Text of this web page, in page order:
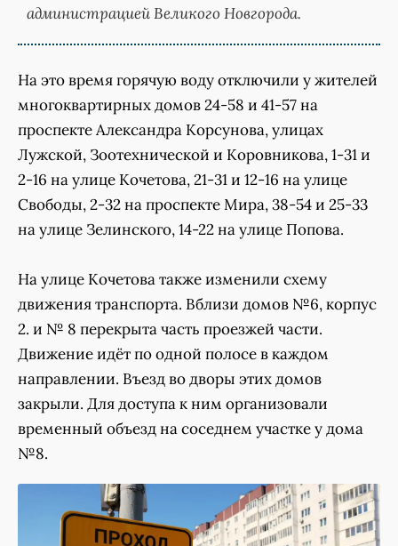
администрацией Великого Новгорода.
На это время горячую воду отключили у жителей
многоквартирных домов 24-58 и 41-57 на
проспекте Александра Корсунова, улицах
Лужской, Зоотехнической и Коровникова, 1-31 и
2-16 на улице Кочетова, 21-31 и 12-16 на улице
Свободы, 2-32 на проспекте Мира, 38-54 и 25-33
на улице Зелинского, 14-22 на улице Попова.
На улице Кочетова также изменили схему
движения транспорта. Вблизи домов №6, корпус
2. и № 8 перекрыта часть проезжей части.
Движение идёт по одной полосе в каждом
направлении. Въезд во дворы этих домов
закрыли. Для доступа к ним организовали
временный объезд на соседнем участке у дома
№8.